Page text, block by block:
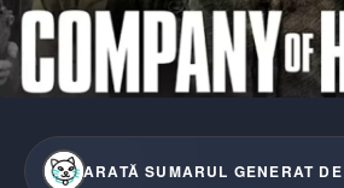
ARATĂ SUMARUL GENERAT